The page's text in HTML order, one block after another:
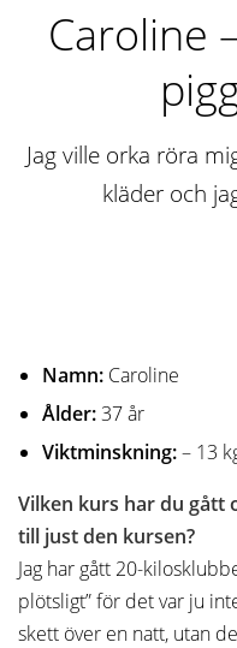
Caroline
Jag ville orka röra
kläder och
Namn: Caroline
Ålder:37 år
Viktminskning:– 13
Vilken kurs har du gått
till just den kursen?
Jag har gått 20-
plötsligt” för det var ju
skett över en natt, utan